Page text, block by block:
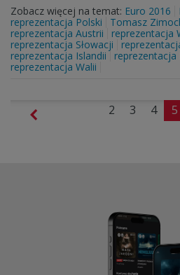
Zobacz więcej na temat: Euro 2016
reprezentacja Polski
Tomasz
reprezentacja Austrii
reprezentacja
reprezentacja Słowacji
reprezentacja Islandii
reprezentacja
reprezentacja Walii
2 3 4 5